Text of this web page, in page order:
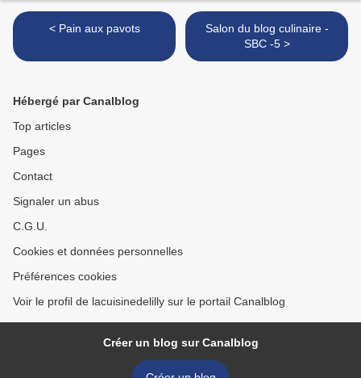
< Pain aux pavots
Salon du blog culinaire -
SBC -5 >
Hébergé par Canalblog
Top articles
Pages
Contact
Signaler un abus
C.G.U.
Cookies et données personnelles
Préférences cookies
Voir le profil de lacuisinedelilly sur le portail Canalblog
Créer un blog sur Canalblog